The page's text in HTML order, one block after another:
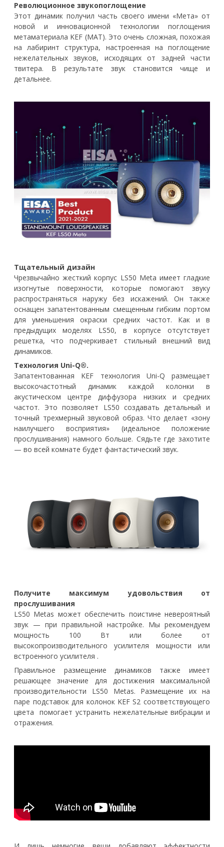
Революционное звукопоглощение
Этот динамик получил часть своего имени «Мета» от
новой и инновационной технологии поглощения
метаматериала KEF (MAT). Это очень сложная, похожая
на лабиринт структура, настроенная на поглощение
нежелательных звуков, исходящих от задней части
твитера. В результате звук становится чище и
детальнее.
Тщательный дизайн
Чрезвычайно жесткий корпус LS50 Meta имеет гладкие
изогнутые поверхности, которые помогают звуку
распространяться наружу без искажений. Он также
оснащен запатентованным смещенным гибким портом
для уменьшения окраски средних частот. Как и в
предыдущих моделях LS50, в корпусе отсутствует
решетка, что подчеркивает стильный внешний вид
динамиков.
Технология Uni-Q®.
Запатентованная KEF технология Uni-Q размещает
высокочастотный динамик каждой колонки в
акустическом центре диффузора низких и средних
частот. Это позволяет LS50 создавать детальный и
точный трехмерный звуковой образ. Что делает «зону
наилучшего восприятия» (идеальное положение
прослушивания) намного больше. Сядьте где захотите
— во всей комнате будет фантастический звук.
Получите максимум удовольствия от
прослушивания
LS50 Metas может обеспечить поистине невероятный
звук — при правильной настройке. Мы рекомендуем
мощность 100 Вт или более от
высокопроизводительного усилителя мощности или
встроенного усилителя .
Правильное размещение динамиков также имеет
решающее значение для достижения максимальной
производительности LS50 Metas. Размещение их на
паре подставок для колонок KEF S2 соответствующего
цвета помогает устранить нежелательные вибрации и
отражения.